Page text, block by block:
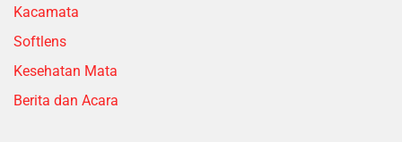
Kacamata
Softlens
Kesehatan Mata
Berita dan Acara